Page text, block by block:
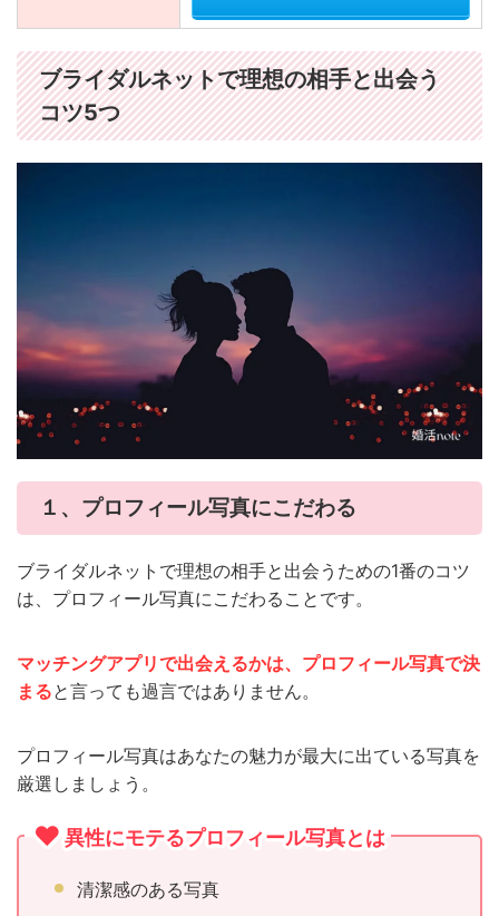
ブライダルネットで理想の相手と出会う
コツ5つ
１、プロフィール写真にこだわる
ブライダルネットで理想の相手と出会うための1番のコツ
は、プロフィール写真にこだわることです。
マッチングアプリで出会えるかは、プロフィール写真で決
まると言っても過言ではありません。
プロフィール写真はあなたの魅力が最大に出ている写真を
厳選しましょう。
異性にモテるプロフィール写真とは
清潔感のある写真